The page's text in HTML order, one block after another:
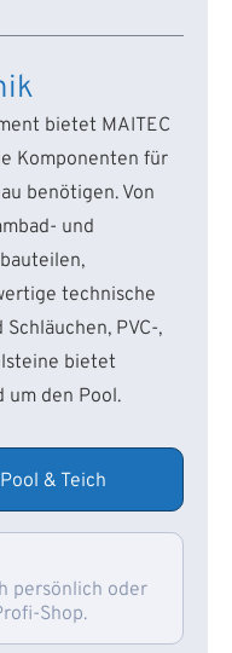
bietet MAITEC
Komponenten für
benötigen. Von
und
technische
PVC-,
bietet
um den Pool.
& Teich
persönlich oder
Shop.